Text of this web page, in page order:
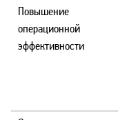
Повышение
операционной
эффективности